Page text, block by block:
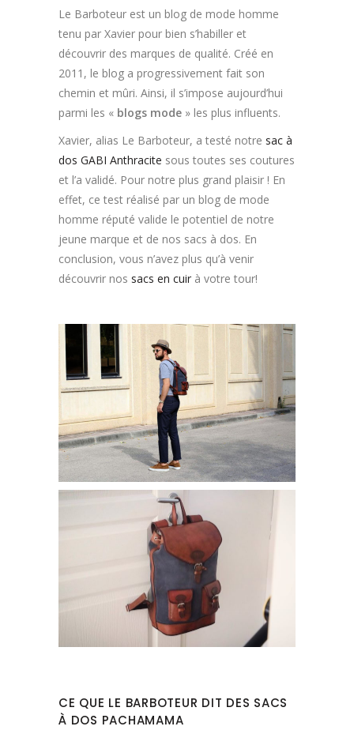
Le Barboteur est un blog de mode homme
tenu par Xavier pour bien s’habiller et
découvrir des marques de qualité. Créé en
2011, le blog a progressivement fait son
chemin et mûri. Ainsi, il s’impose aujourd’hui
parmi les « blogs mode » les plus influents.
Xavier, alias Le Barboteur, a testé notre sac à
dos GABI Anthracite sous toutes ses coutures
et l’a validé. Pour notre plus grand plaisir ! En
effet, ce test réalisé par un blog de mode
homme réputé valide le potentiel de notre
jeune marque et de nos sacs à dos. En
conclusion, vous n’avez plus qu’à venir
découvrir nos sacs en cuir à votre tour!
CE QUE LE BARBOTEUR DIT DES SACS
À DOS PACHAMAMA